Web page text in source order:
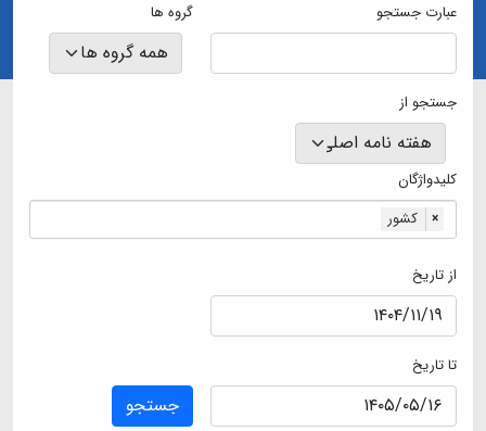
عبارت جستجو گروه ها
جستجو از
کلیدواژگان
کشور
×
از تاریخ
تا تاریخ
جستجو